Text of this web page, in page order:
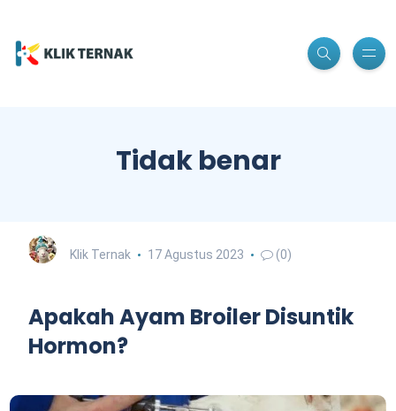
Tidak benar
Klik Ternak 17 Agustus 2023 (0)
Apakah Ayam Broiler Disuntik
Hormon?